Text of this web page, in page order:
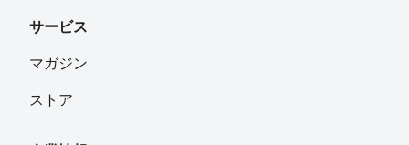
サービス
マガジン
ストア